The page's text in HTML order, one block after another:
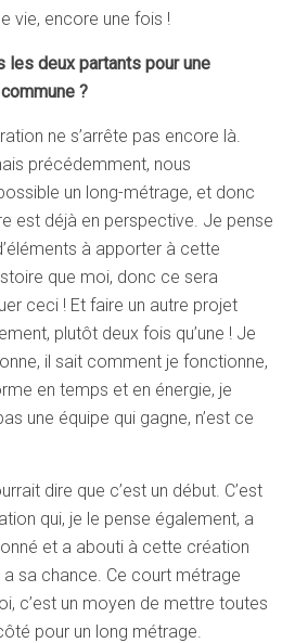
vie, encore une fois !
les deux partants pour une
?
ne s’arrête pas encore là.
précédemment, nous
un long-métrage, et donc
est déjà en perspective. Je pense
à apporter à cette
que moi, donc ce sera
ceci ! Et faire un autre projet
plutôt deux fois qu’une ! Je
il sait comment je fonctionne,
en temps et en énergie, je
une équipe qui gagne, n’est ce
dire que c’est un début. C’est
qui, je le pense également, a
et a abouti à cette création
sa chance. Ce court métrage
c’est un moyen de mettre toutes
pour un long métrage.